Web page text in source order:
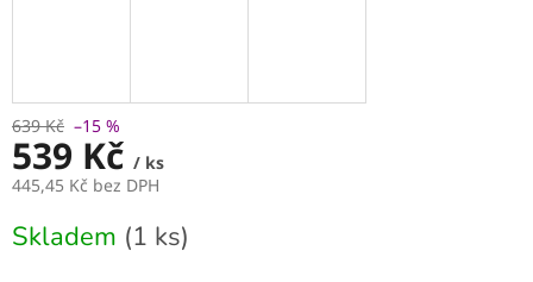
639 Kč –15 %
539 Kč / ks
445,45 Kč bez DPH
cena:
Skladem (1 ks)